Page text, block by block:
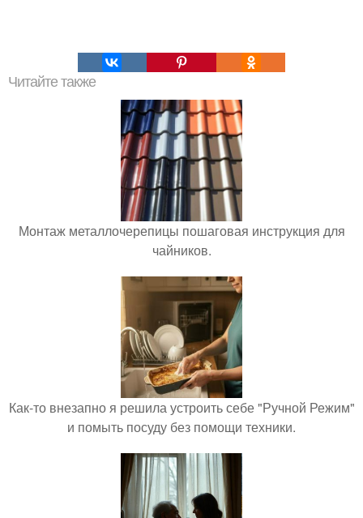
Читайте также
Монтаж металлочерепицы пошаговая инструкция для
чайников.
Как-то внезапно я решила устроить себе "Ручной Режим"
и помыть посуду без помощи техники.